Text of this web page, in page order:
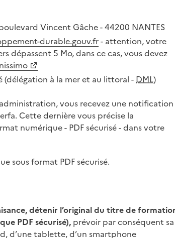
Vincent Gâche - 44200 NANTES
durable.gouv.fr- attention, votre
dépassent 5 Mo, dans ce cas, vous devez
à la mer et au littoral -DML)
vous recevez une notification
Cette dernière vous précise la
numérique - PDF sécurisé - dans votre
sous format PDF sécurisé.
détenir l’original du titre de
PDF sécurisé), prévoir par conséquent sa
d’une tablette, d’un smartphone